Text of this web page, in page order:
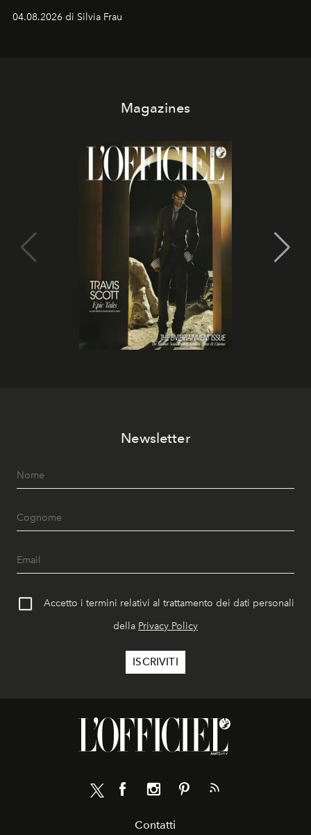
04.08.2026 di Silvia Frau
Magazines
Newsletter
Accetto i termini relativi al trattamento dei dati personali
della Privacy Policy
Contatti